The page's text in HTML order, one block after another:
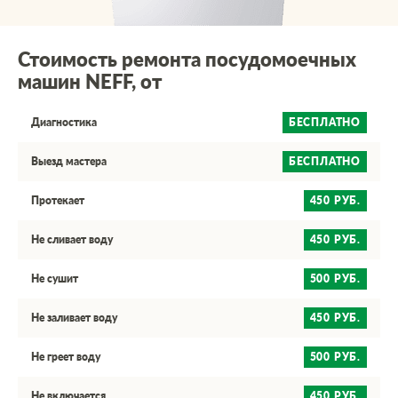
Стоимость ремонта посудомоечных
машин NEFF, от
Диагностика БЕСПЛАТНО
Выезд мастера БЕСПЛАТНО
Протекает 450 РУБ.
Не сливает воду 450 РУБ.
Не сушит 500 РУБ.
Не заливает воду 450 РУБ.
Не греет воду 500 РУБ.